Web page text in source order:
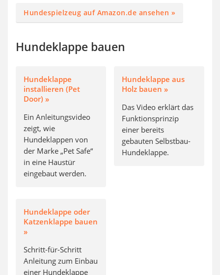
Hundespielzeug auf Amazon.de ansehen »
Hundeklappe bauen
Hundeklappe
installieren (Pet
Door) »
Ein Anleitungsvideo
zeigt, wie
Hundeklappen von
der Marke „Pet Safe“
in eine Haustür
eingebaut werden.
Hundeklappe aus
Holz bauen »
Das Video erklärt das
Funktionsprinzip
einer bereits
gebauten Selbstbau-
Hundeklappe.
Hundeklappe oder
Katzenklappe bauen
»
Schritt-für-Schritt
Anleitung zum Einbau
einer Hundeklappe